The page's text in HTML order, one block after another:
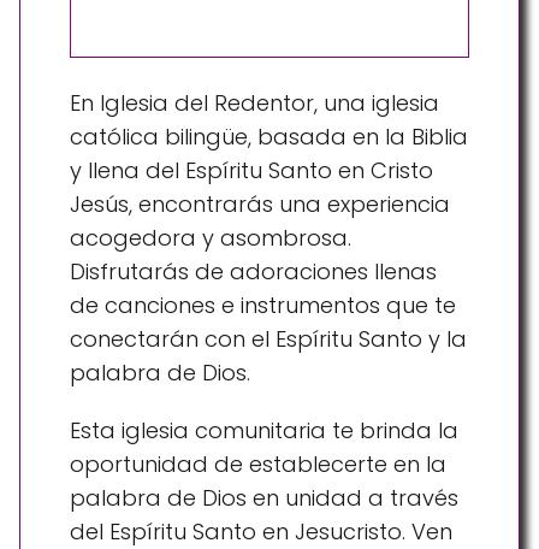
En Iglesia del Redentor, una iglesia
católica bilingüe, basada en la Biblia
y llena del Espíritu Santo en Cristo
Jesús, encontrarás una experiencia
acogedora y asombrosa.
Disfrutarás de adoraciones llenas
de canciones e instrumentos que te
conectarán con el Espíritu Santo y la
palabra de Dios.
Esta iglesia comunitaria te brinda la
oportunidad de establecerte en la
palabra de Dios en unidad a través
del Espíritu Santo en Jesucristo. Ven